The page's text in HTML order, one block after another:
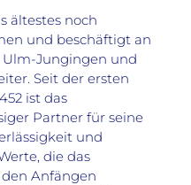
ältestes noch
und beschäftigt an
Jungingen und
Seit der ersten
ist das
Partner für seine
und
die das
Anfängen